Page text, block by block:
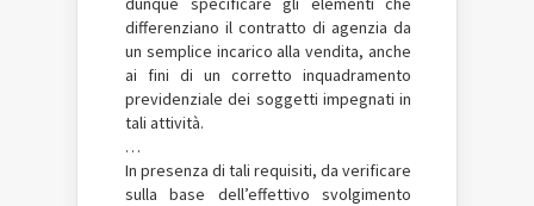
differenziano il contratto di agenzia da
un semplice incarico alla vendita, anche
ai fini di un corretto inquadramento
previdenziale dei soggetti impegnati in
tali attività.
…
In presenza di tali requisiti, da verificare
sulla base dell’effettivo svolgimento